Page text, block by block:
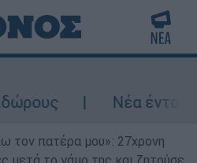
ένταση στα Στενά του
τον πατέρα μου»: 27χρονη
μετά το γάμο της και ζητούσε